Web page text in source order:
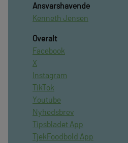
Ansvarshavende
Kenneth Jensen
Overalt
Facebook
X
Instagram
TikTok
Youtube
Nyhedsbrev
Tipsbladet App
TjekFoodbold App